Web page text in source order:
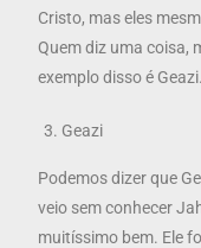
Cristo, mas eles
Quem diz uma coisa,
exemplo disso é Geazi.
Geazi
Podemos dizer que
veio sem conhecer
muitíssimo bem. Ele